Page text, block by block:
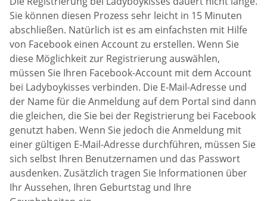
Sie können diesen Prozess sehr leicht in 15 Minuten
abschließen. Natürlich ist es am einfachsten mit Hilfe
von Facebook einen Account zu erstellen. Wenn Sie
diese Möglichkeit zur Registrierung auswählen,
müssen Sie Ihren Facebook-Account mit dem Account
bei Ladyboykisses verbinden. Die E-Mail-Adresse und
der Name für die Anmeldung auf dem Portal sind dann
die gleichen, die Sie bei der Registrierung bei Facebook
genutzt haben. Wenn Sie jedoch die Anmeldung mit
einer gültigen E-Mail-Adresse durchführen, müssen Sie
sich selbst Ihren Benutzernamen und das Passwort
ausdenken. Zusätzlich tragen Sie Informationen über
Ihr Aussehen, Ihren Geburtstag und Ihre